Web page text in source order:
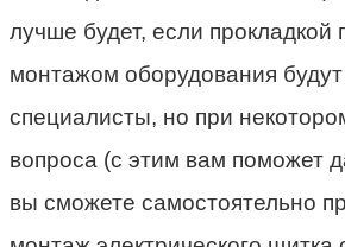
лучше будет, если прокладкой
монтажом оборудования
специалисты, но при
вопроса (с этим вам поможет
вы сможете самостоятельно